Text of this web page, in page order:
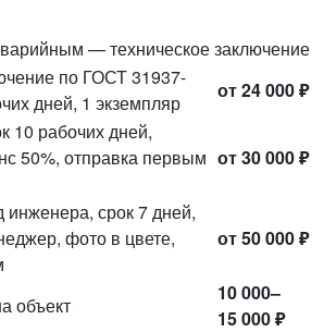
— техническое заключение
по ГОСТ 31937-
дней, 1 экземпляр
от 24 000 ₽
10 рабочих дней,
50%, отправка первым от 30 000 ₽
срок 7 дней,
фото в цвете,
от 50 000 ₽
объект
10 000–
15 000 ₽